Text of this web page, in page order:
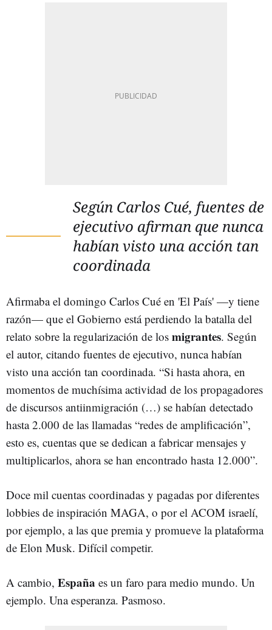
Según Carlos Cué, fuentes de
ejecutivo afirman que nunca
habían visto una acción tan
coordinada
Afirmaba el domingo Carlos Cué en 'El País' —y tiene
razón— que el Gobierno está perdiendo la batalla del
relato sobre la regularización de los migrantes. Según
el autor, citando fuentes de ejecutivo, nunca habían
visto una acción tan coordinada. “Si hasta ahora, en
momentos de muchísima actividad de los propagadores
de discursos antiinmigración (…) se habían detectado
hasta 2.000 de las llamadas “redes de amplificación”,
esto es, cuentas que se dedican a fabricar mensajes y
multiplicarlos, ahora se han encontrado hasta 12.000”.
Doce mil cuentas coordinadas y pagadas por diferentes
lobbies de inspiración MAGA, o por el ACOM israelí,
por ejemplo, a las que premia y promueve la plataforma
de Elon Musk. Difícil competir.
A cambio, España es un faro para medio mundo. Un
ejemplo. Una esperanza. Pasmoso.